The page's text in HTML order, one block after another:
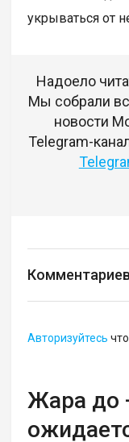
укрываться от
Надоело
Мы собрали
новости
Telegram-
Авторизуйтесь
Жара до